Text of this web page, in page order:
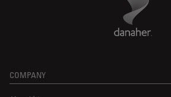
COMPANY